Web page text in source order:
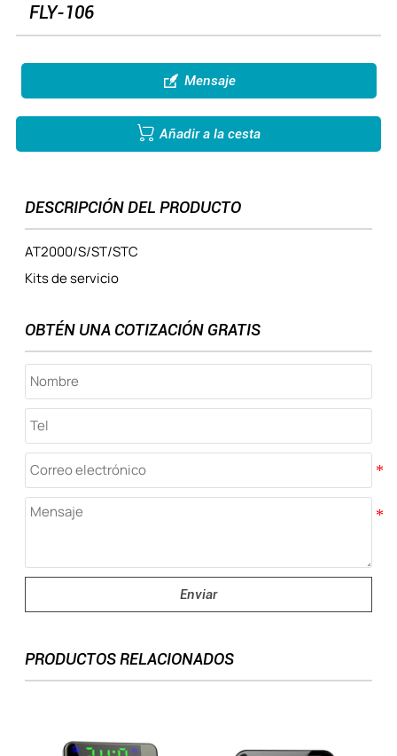
FLY-106
 Mensaje
 Añadir a la cesta
DESCRIPCIÓN DEL PRODUCTO
AT2000/S/ST/STC
Kits de servicio
OBTÉN UNA COTIZACIÓN GRATIS
Enviar
PRODUCTOS RELACIONADOS